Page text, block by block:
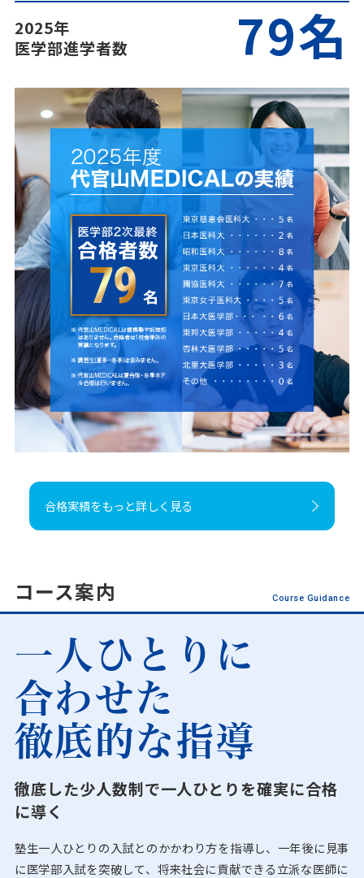
2025年
医学部進学者数
79名
合格実績をもっと詳しく見る
コース案内 Course Guidance
一人ひとりに
合わせた
徹底的な指導
徹底した少人数制で一人ひとりを確実に合格
に導く
塾生一人ひとりの入試とのかかわり方を指導し、一年後に見事
に医学部入試を突破して、将来社会に貢献できる立派な医師に